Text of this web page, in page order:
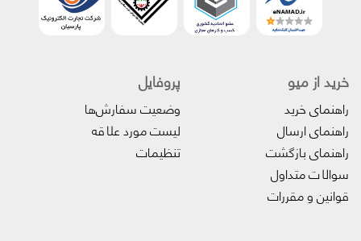
خرید از میو
راهنمای خرید
راهنمای ارسال
راهنمای بازگشت
سوالات متداول
قوانین و مقررات
پروفایل‌
وضعیت سفارش‌ها
لیست مورد علاقه
تنظیمات